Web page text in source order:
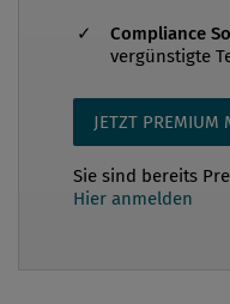
Compliance
vergünstigte
JETZT PREMIUM
Sie sind bereits
Hier anmelden